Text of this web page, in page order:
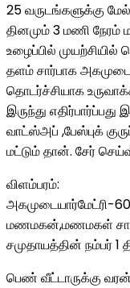
25 வருடங்களுக்கு
தினமும் 3 மணி நேரம்
உழைப்பில்
தளம் சார்பாக
தொடர்ச்சியாக
இருந்து
வாட்ஸ்அப் ,பேஸ்புக்
மட்டும் தான். சேர்
விளம்பரம்:
அகமுடையார்மேட்ரி-
மணமகன்,மணமகள்
சமுதாயத்தின் நம்பர்
பெண் வீட்டாருக்கு வரன்